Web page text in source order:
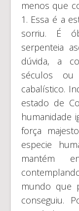
menos que
1. Essa é a
sorriu. É
serpenteia
dúvida, a
séculos
cabalístico.
estado de
humanidade
força
especie
mantém
mundo que
conseguiu.